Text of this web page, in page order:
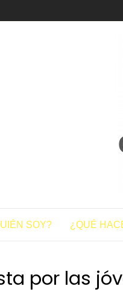
SOY? ¿QUÉ
por las